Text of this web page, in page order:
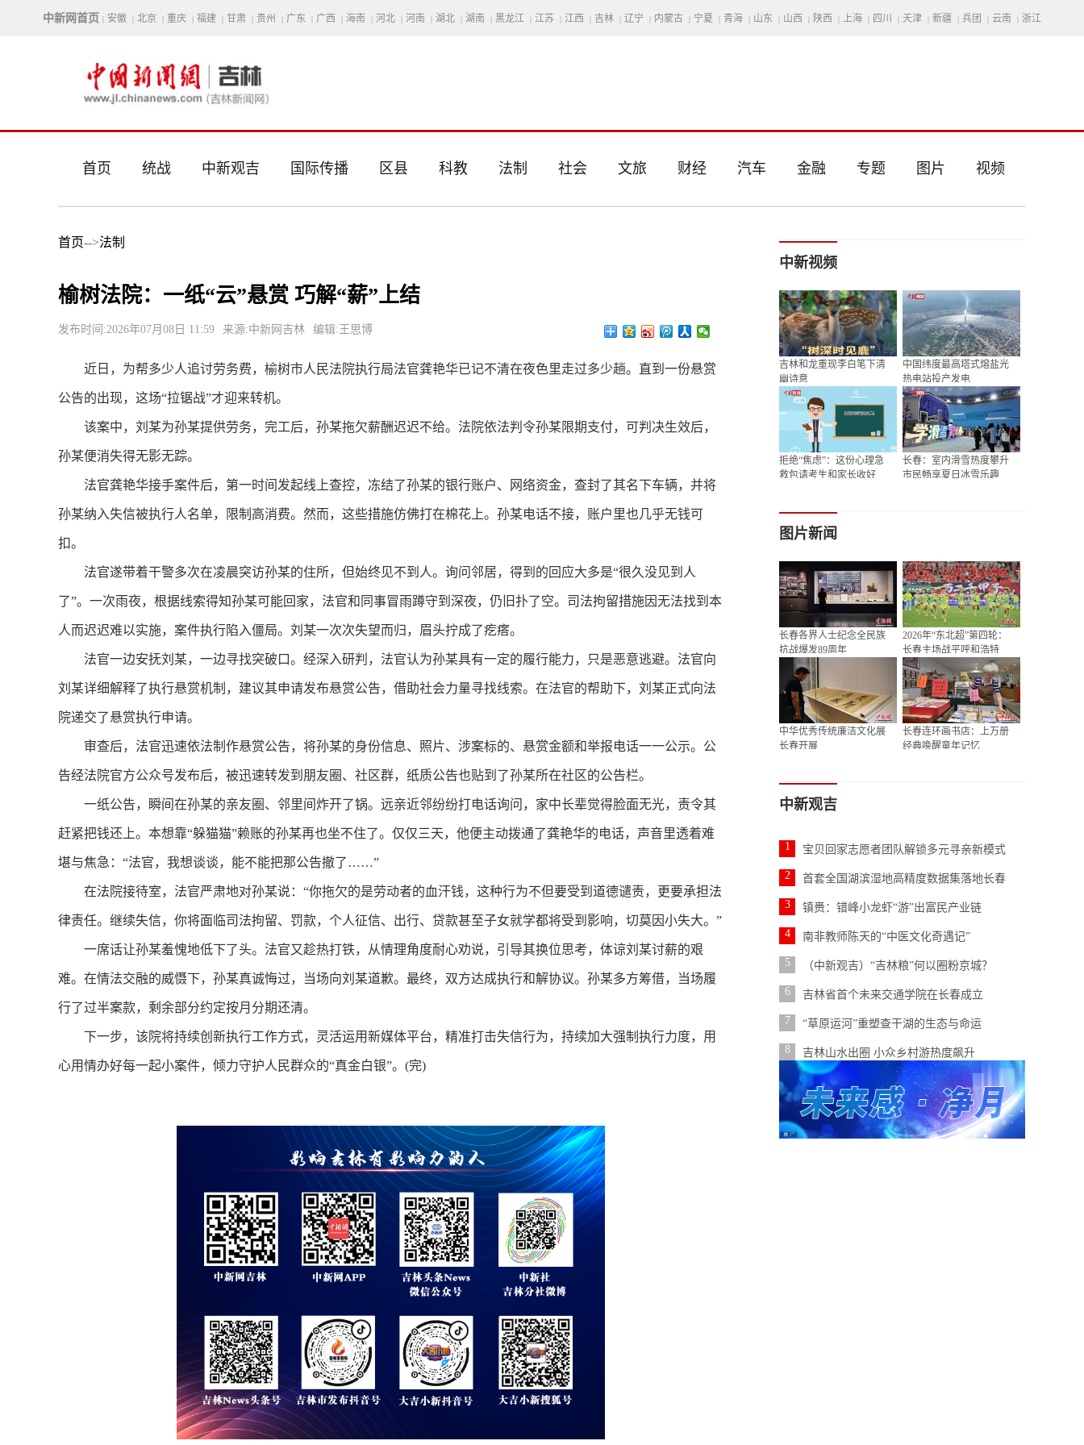
中新网首页 | 安徽 | 北京 | 重庆 | 福建 | 甘肃 | 贵州 | 广东 | 广西 | 海南 | 河北 | 河南 | 湖北 | 湖南 | 黑龙江 | 江苏 | 江西 | 吉林 | 辽宁 | 内蒙古 | 宁夏 | 青海 | 山东 | 山西 | 陕西 | 上海 | 四川 | 天津 | 新疆 | 兵团 | 云南 | 浙江
首页 统战 中新观吉 国际传播 区县 科教 法制 社会 文旅 财经 汽车 金融 专题 图片 视频
首页-->法制
榆树法院：一纸“云”悬赏 巧解“薪”上结
发布时间:2026年07月08日 11:59 来源:中新网吉林 编辑:王思博
近日，为帮多少人追讨劳务费，榆树市人民法院执行局法官龚艳华已记不清在夜色里走过多少趟。直到一份悬赏
公告的出现，这场“拉锯战”才迎来转机。
该案中，刘某为孙某提供劳务，完工后，孙某拖欠薪酬迟迟不给。法院依法判令孙某限期支付，可判决生效后，
孙某便消失得无影无踪。
法官龚艳华接手案件后，第一时间发起线上查控，冻结了孙某的银行账户、网络资金，查封了其名下车辆，并将
孙某纳入失信被执行人名单，限制高消费。然而，这些措施仿佛打在棉花上。孙某电话不接，账户里也几乎无钱可
扣。
法官遂带着干警多次在凌晨突访孙某的住所，但始终见不到人。询问邻居，得到的回应大多是“很久没见到人
了”。一次雨夜，根据线索得知孙某可能回家，法官和同事冒雨蹲守到深夜，仍旧扑了空。司法拘留措施因无法找到本
人而迟迟难以实施，案件执行陷入僵局。刘某一次次失望而归，眉头拧成了疙瘩。
法官一边安抚刘某，一边寻找突破口。经深入研判，法官认为孙某具有一定的履行能力，只是恶意逃避。法官向
刘某详细解释了执行悬赏机制，建议其申请发布悬赏公告，借助社会力量寻找线索。在法官的帮助下，刘某正式向法
院递交了悬赏执行申请。
审查后，法官迅速依法制作悬赏公告，将孙某的身份信息、照片、涉案标的、悬赏金额和举报电话一一公示。公
告经法院官方公众号发布后，被迅速转发到朋友圈、社区群，纸质公告也贴到了孙某所在社区的公告栏。
一纸公告，瞬间在孙某的亲友圈、邻里间炸开了锅。远亲近邻纷纷打电话询问，家中长辈觉得脸面无光，责令其
赶紧把钱还上。本想靠“躲猫猫”赖账的孙某再也坐不住了。仅仅三天，他便主动拨通了龚艳华的电话，声音里透着难
堪与焦急：“法官，我想谈谈，能不能把那公告撤了……”
在法院接待室，法官严肃地对孙某说：“你拖欠的是劳动者的血汗钱，这种行为不但要受到道德谴责，更要承担法
律责任。继续失信，你将面临司法拘留、罚款，个人征信、出行、贷款甚至子女就学都将受到影响，切莫因小失大。”
一席话让孙某羞愧地低下了头。法官又趁热打铁，从情理角度耐心劝说，引导其换位思考，体谅刘某讨薪的艰
难。在情法交融的威慑下，孙某真诚悔过，当场向刘某道歉。最终，双方达成执行和解协议。孙某多方筹借，当场履
行了过半案款，剩余部分约定按月分期还清。
下一步，该院将持续创新执行工作方式，灵活运用新媒体平台，精准打击失信行为，持续加大强制执行力度，用
心用情办好每一起小案件，倾力守护人民群众的“真金白银”。(完)
中新视频
吉林和龙重现李白笔下清
幽诗意
中国纬度最高塔式熔盐光
热电站投产发电
拒绝“焦虑”：这份心理急
救包请考生和家长收好
长春：室内滑雪热度攀升
市民畅享夏日冰雪乐趣
图片新闻
长春各界人士纪念全民族
抗战爆发89周年
2026年“东北超”第四轮：
长春主场战平呼和浩特
中华优秀传统廉洁文化展
长春开展
长春连环画书店：上万册
经典唤醒童年记忆
中新观吉
1 宝贝回家志愿者团队解锁多元寻亲新模式
2 首套全国湖滨湿地高精度数据集落地长春
3 镇赉：错峰小龙虾“游”出富民产业链
4 南非教师陈天的“中医文化奇遇记”
5 （中新观吉）“吉林粮”何以圈粉京城？
6 吉林省首个未来交通学院在长春成立
7 “草原运河”重塑查干湖的生态与命运
8 吉林山水出圈 小众乡村游热度飙升